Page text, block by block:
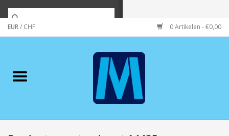
EUR/ CHF 0 Artikelen - €0,00
Merken